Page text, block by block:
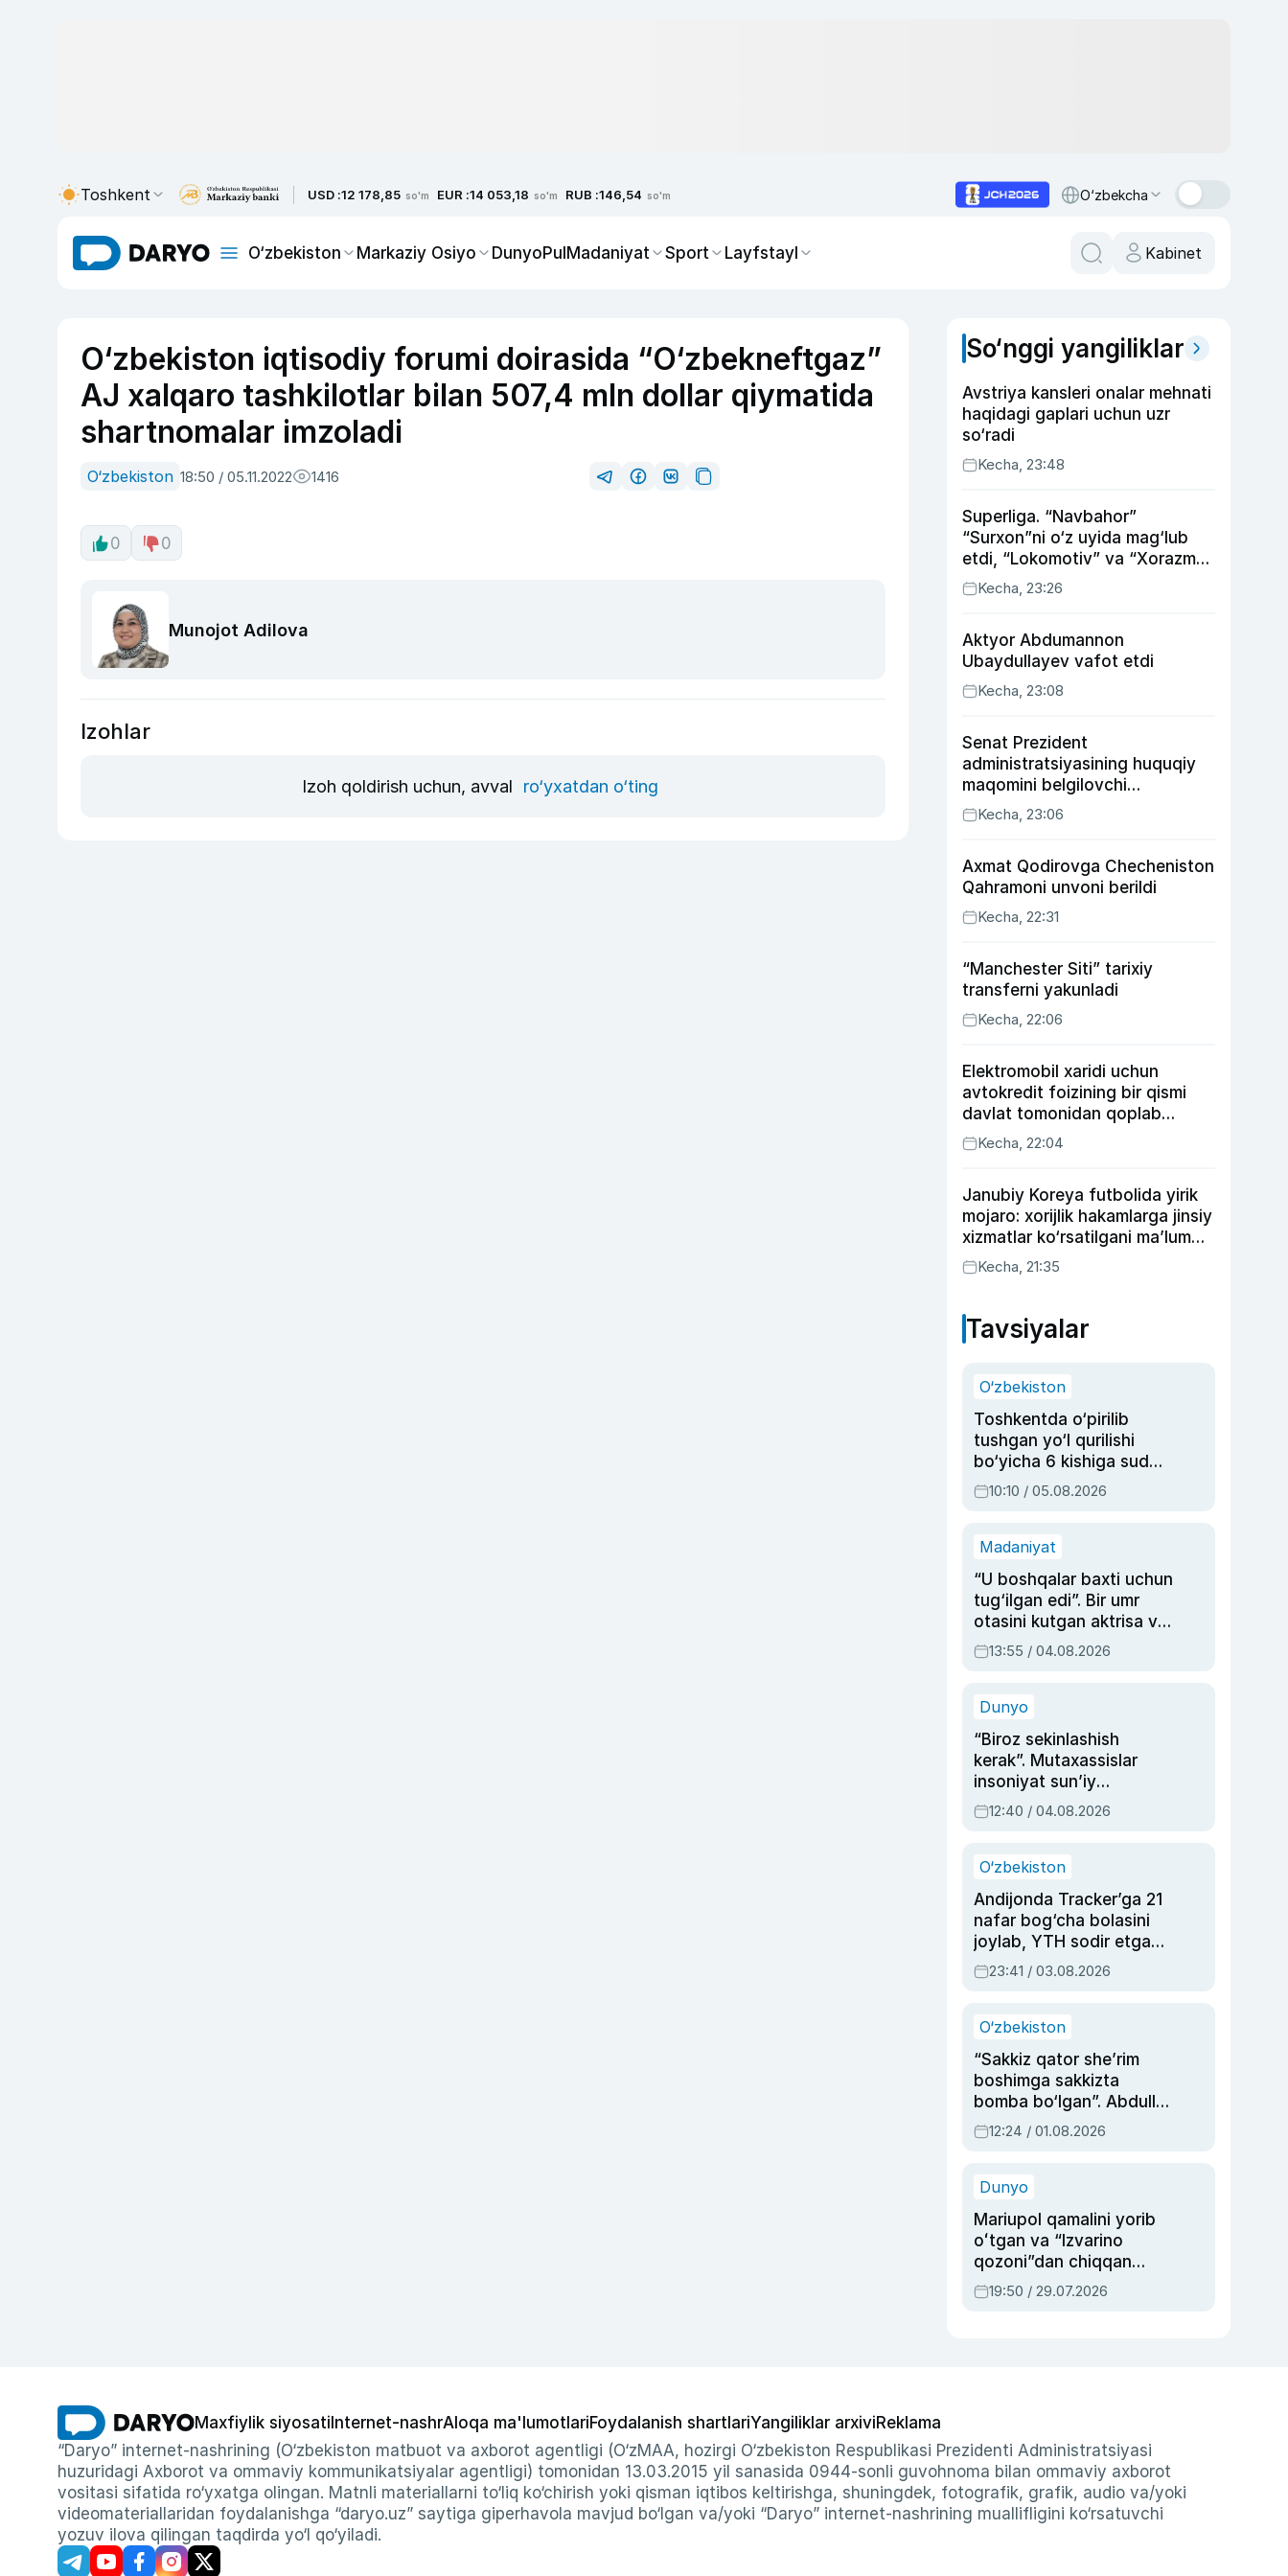
Toshkent USD :12 178,85 so'm EUR :14 053,18 so'm RUB :146,54 so'm O‘zbekcha
O‘zbekiston Markaziy Osiyo DunyoPulMadaniyat Sport Layfstayl Kabinet
O‘zbekiston iqtisodiy forumi doirasida “O‘zbekneftgaz”
AJ xalqaro tashkilotlar bilan 507,4 mln dollar qiymatida
shartnomalar imzoladi
O‘zbekiston 18:50 / 05.11.2022 1416
0 0
Munojot Adilova
Izohlar
Izoh qoldirish uchun, avval ro‘yxatdan o‘ting
So‘nggi yangiliklar
Avstriya kansleri onalar mehnati
haqidagi gaplari uchun uzr
so‘radi
Kecha, 23:48
Superliga. “Navbahor”
“Surxon”ni o‘z uyida mag‘lub
etdi, “Lokomotiv” va “Xorazm”
uyda g‘alaba qozondi
Kecha, 23:26
Aktyor Abdu­mannon
Ubaydullayev vafot etdi
Kecha, 23:08
Senat Prezident
administratsiyasining huquqiy
maqomini belgilovchi
konstitutsiyaviy qonunni
ma’qulladi
Kecha, 23:06
Axmat Qodirovga Checheniston
Qahramoni unvoni berildi
Kecha, 22:31
“Manchester Siti” tarixiy
transferni yakunladi
Kecha, 22:06
Elektromobil xaridi uchun
avtokredit foizining bir qismi
davlat tomonidan qoplab
berilishi mumkin
Kecha, 22:04
Janubiy Koreya futbolida yirik
mojaro: xorijlik hakamlarga jinsiy
xizmatlar ko‘rsatilgani ma’lum
qilindi
Kecha, 21:35
Tavsiyalar
O‘zbekiston
Toshkentda o‘pirilib
tushgan yo‘l qurilishi
bo‘yicha 6 kishiga sud
hukmi o‘qildi
10:10 / 05.08.2026
Madaniyat
“U boshqalar baxti uchun
tug‘ilgan edi”. Bir umr
otasini kutgan aktrisa va
dublyaj ustasi Rimma
Ahmedovaning
13:55 / 04.08.2026
Dunyo
“Biroz sekinlashish
kerak”. Mutaxassislar
insoniyat sun’iy
intellektni boshqara
olmay qolishidan xavotir
12:40 / 04.08.2026
O‘zbekiston
Andijonda Tracker’ga 21
nafar bog‘cha bolasini
joylab, YTH sodir etgan
ayolga sud hukmi o‘qildi
23:41 / 03.08.2026
O‘zbekiston
“Sakkiz qator she’rim
boshimga sakkizta
bomba bo‘lgan”. Abdulla
Oripovni siyosiy
ayblovlardan asrab
12:24 / 01.08.2026
Dunyo
Mariupol qamalini yorib
oʻtgan va “Izvarino
qozoni”dan chiqqan
qahramon — Ukraina
armiyasi bosh
19:50 / 29.07.2026
Maxfiylik siyosati Internet-nashrAloqa ma'lumotlariFoydalanish shartlariYangiliklar arxiviReklama
“Daryo” internet-nashrining (O‘zbekiston matbuot va axborot agentligi (O‘zMAA, hozirgi O‘zbekiston Respublikasi Prezidenti Administratsiyasi
huzuridagi Axborot va ommaviy kommunikatsiyalar agentligi) tomonidan 13.03.2015 yil sanasida 0944-sonli guvohnoma bilan ommaviy axborot
vositasi sifatida ro‘yxatga olingan. Matnli materiallarni to‘liq ko‘chirish yoki qisman iqtibos keltirishga, shuningdek, fotografik, grafik, audio va/yoki
videomateriallaridan foydalanishga “daryo.uz” saytiga giperhavola mavjud bo‘lgan va/yoki “Daryo” internet-nashrining muallifligini ko‘rsatuvchi
yozuv ilova qilingan taqdirda yo‘l qo‘yiladi.